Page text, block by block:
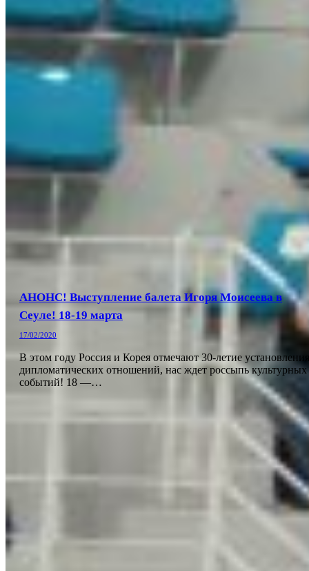
АНОНС! Выступление балета Игоря Моисеева в
Сеуле! 18-19 марта
17/02/2020
В этом году Россия и Корея отмечают 30-летие установления
дипломатических отношений, нас ждет россыпь культурных
событий! 18 —…